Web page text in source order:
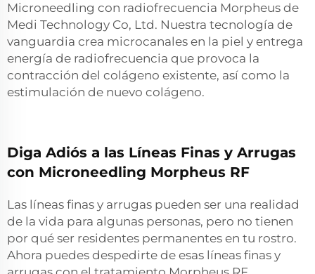
Microneedling con radiofrecuencia Morpheus de
Medi Technology Co, Ltd. Nuestra tecnología de
vanguardia crea microcanales en la piel y entrega
energía de radiofrecuencia que provoca la
contracción del colágeno existente, así como la
estimulación de nuevo colágeno.
Diga Adiós a las Líneas Finas y Arrugas
con Microneedling Morpheus RF
Las líneas finas y arrugas pueden ser una realidad
de la vida para algunas personas, pero no tienen
por qué ser residentes permanentes en tu rostro.
Ahora puedes despedirte de esas líneas finas y